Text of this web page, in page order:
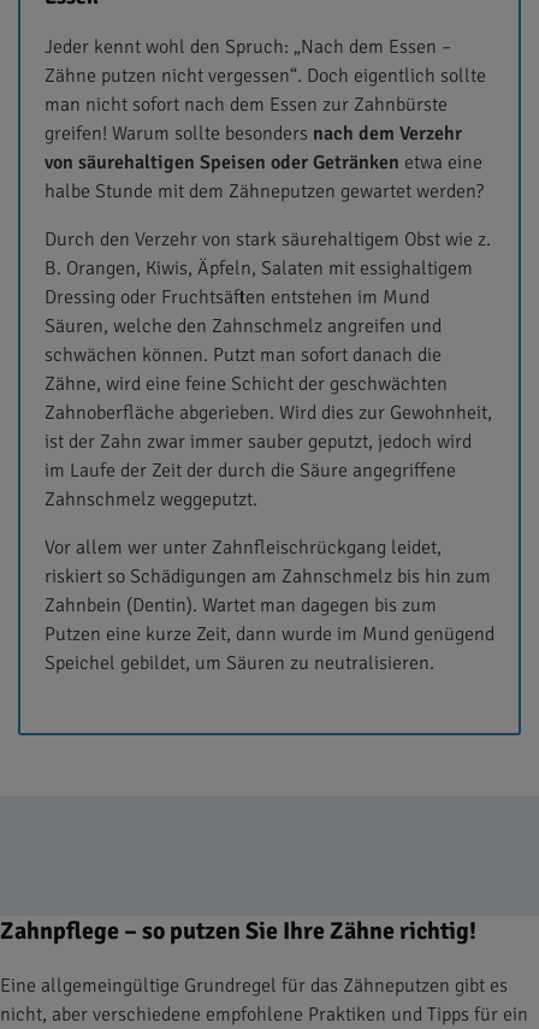
Jeder kennt wohl den Spruch: „Nach dem Essen –
Zähne putzen nicht vergessen“. Doch eigentlich sollte
man nicht sofort nach dem Essen zur Zahnbürste
greifen! Warum sollte besonders nach dem Verzehr
von säurehaltigen Speisen oder Getränken etwa eine
halbe Stunde mit dem Zähneputzen gewartet werden?
Durch den Verzehr von stark säurehaltigem Obst wie z.
B. Orangen, Kiwis, Äpfeln, Salaten mit essighaltigem
Dressing oder Fruchtsäften entstehen im Mund
Säuren, welche den Zahnschmelz angreifen und
schwächen können. Putzt man sofort danach die
Zähne, wird eine feine Schicht der geschwächten
Zahnoberfläche abgerieben. Wird dies zur Gewohnheit,
ist der Zahn zwar immer sauber geputzt, jedoch wird
im Laufe der Zeit der durch die Säure angegriffene
Zahnschmelz weggeputzt.
Vor allem wer unter Zahnfleischrückgang leidet,
riskiert so Schädigungen am Zahnschmelz bis hin zum
Zahnbein (Dentin). Wartet man dagegen bis zum
Putzen eine kurze Zeit, dann wurde im Mund genügend
Speichel gebildet, um Säuren zu neutralisieren.
Zahnpflege – so putzen Sie Ihre Zähne richtig!
Eine allgemeingültige Grundregel für das Zähneputzen gibt es
nicht, aber verschiedene empfohlene Praktiken und Tipps für ein